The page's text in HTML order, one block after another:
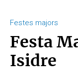
Festes majors
Festa
Isidre